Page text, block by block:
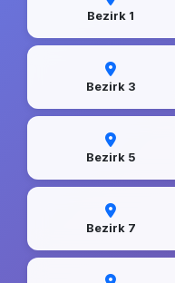
Bezirk 1
Bezirk 3
Bezirk 5
Bezirk 7